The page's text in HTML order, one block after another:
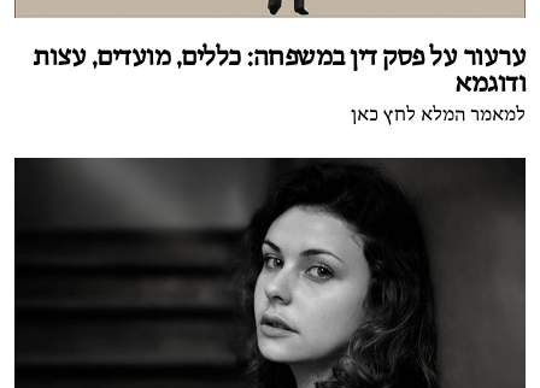
ערעור על פסק דין במשפחה: כללים, מועדים, עצות
ודוגמא
למאמר המלא לחץ כאן